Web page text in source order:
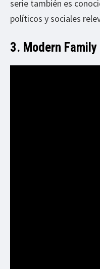
serie también es
políticos y sociales
3. Modern